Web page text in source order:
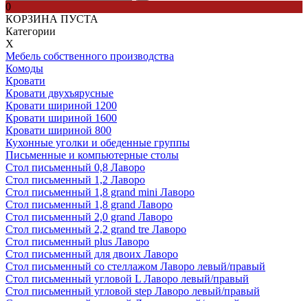
0
КОРЗИНА ПУСТА
Категории
Х
Мебель собственного производства
Комоды
Кровати
Кровати двухъярусные
Кровати шириной 1200
Кровати шириной 1600
Кровати шириной 800
Кухонные уголки и обеденные группы
Письменные и компьютерные столы
Стол письменный 0,8 Лаворо
Стол письменный 1,2 Лаворо
Стол письменный 1,8 grand mini Лаворо
Стол письменный 1,8 grand Лаворо
Стол письменный 2,0 grand Лаворо
Стол письменный 2,2 grand tre Лаворо
Стол письменный plus Лаворо
Стол письменный для двоих Лаворо
Стол письменный со стеллажом Лаворо левый/правый
Стол письменный угловой L Лаворо левый/правый
Стол письменный угловой step Лаворо левый/правый